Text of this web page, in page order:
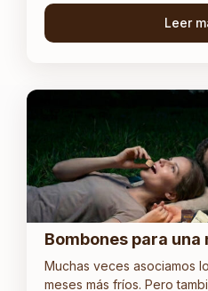
Leer
Bombones para
Muchas veces asociamos
meses más fríos. Pero